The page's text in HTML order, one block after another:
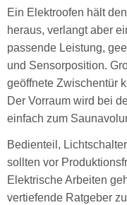
Ein Elektroofen hält
heraus, verlangt aber
passende Leistung,
und Sensorposition.
geöffnete Zwischentür
Der Vorraum wird bei
einfach zum
Bedienteil,
sollten vor
Elektrische Arbeiten
vertiefende Ratgeber